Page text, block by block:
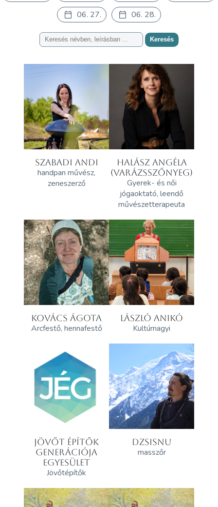
06. 27.
06. 28.
Keresés
SZABADI ANDI
handpan művész,
zeneszerző
HALÁSZ ANGÉLA
(VARÁZSSZŐNYEG)
Gyerek- és női
jógaoktató, leendő
művészetterapeuta
KOVÁCS ÁGOTA
Arcfestő, hennafestő
LÁSZLÓ ANIKÓ
Kultúrnagyi
JÖVŐT ÉPÍTŐK
GENERÁCIÓJA
EGYESÜLET
Jövőtépítők
DZSISNU
masszőr